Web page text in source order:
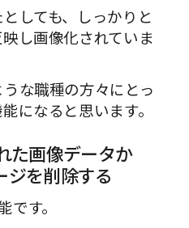
しても、しっかりと
し画像化されていま
な職種の方々にとっ
になると思います。
た画像データか
ジを削除する
です。